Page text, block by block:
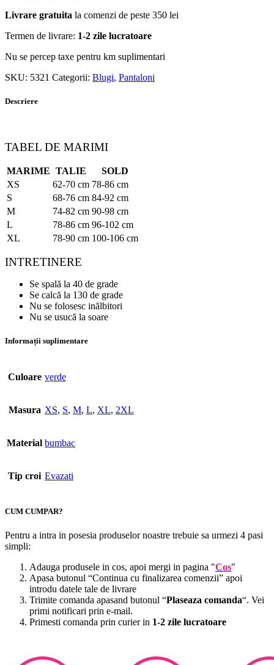
Livrare gratuita la comenzi de peste 350 lei
Termen de livrare: 1-2 zile lucratoare
Nu se percep taxe pentru km suplimentari
SKU: 5321 Categorii: Blugi, Pantaloni
Descriere
TABEL DE MARIMI
MARIME TALIE
SOLD
XS
62-70 cm 78-86 cm
S
68-76 cm 84-92 cm
M
74-82 cm 90-98 cm
L
78-86 cm 96-102 cm
XL
78-90 cm 100-106 cm
INTRETINERE
Se spală la 40 de grade
Se calcă la 130 de grade
Nu se folosesc inălbitori
Nu se usucă la soare
Informații suplimentare
Culoare verde
Masura XS, S, M, L, XL, 2XL
Material bumbac
Tip croi Evazati
CUM CUMPAR?
Pentru a intra in posesia produselor noastre trebuie sa urmezi 4 pasi
simpli:
Adauga produsele in cos, apoi mergi in pagina "Cos"
Apasa butonul “Continua cu finalizarea comenzii” apoi
introdu datele tale de livrare
Trimite comanda apasand butonul “Plaseaza comanda“. Vei
primi notificari prin e-mail.
Primesti comanda prin curier in 1-2 zile lucratoare